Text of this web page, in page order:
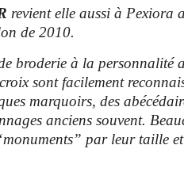
revient elle aussi à Pexiora
de 2010.
broderie à la personnalité
sont facilement
marquoirs, des
anciens souvent.
par leur taille